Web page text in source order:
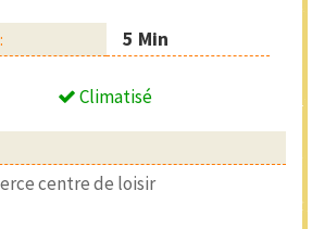
5 Min
Climatisé
centre de loisir